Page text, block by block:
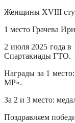
Женщины XVIII
1 место Грачева
2 июля 2025 года в
Спартакиады ГТО.
Награды за 1
МР».
За 2 и 3 место:
Поздравляем